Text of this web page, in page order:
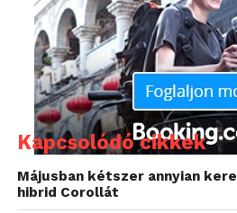
között a Piaggio, aHarley-
befért a top 10-be.
Kapcsolódó cikkek
Májusban kétszer annyian
hibrid Corollát